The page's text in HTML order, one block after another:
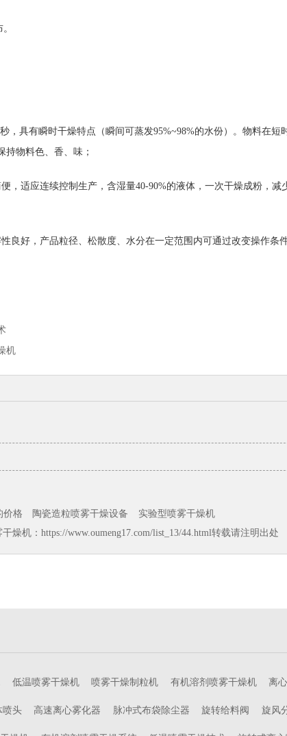
，具有瞬时干燥特点（瞬间可蒸发95%~98%的水份）。物料在短
持物料色、香、味；
，适应连续控制生产，含湿量40-90%的液体，一次干燥成粉，减
良好，产品粒径、松散度、水分在一定范围内可通过改变操作条
机
价格 陶瓷造粒喷雾干燥设备
实验型喷雾干燥机
燥机： https://www.oumeng17.com/list_13/44.html转载请注明出处
低温喷雾干燥机 喷雾干燥制粒机 有机溶剂喷雾干燥机 离
喷头 高速离心雾化器 脉冲式布袋除尘器 旋转给料阀 旋风